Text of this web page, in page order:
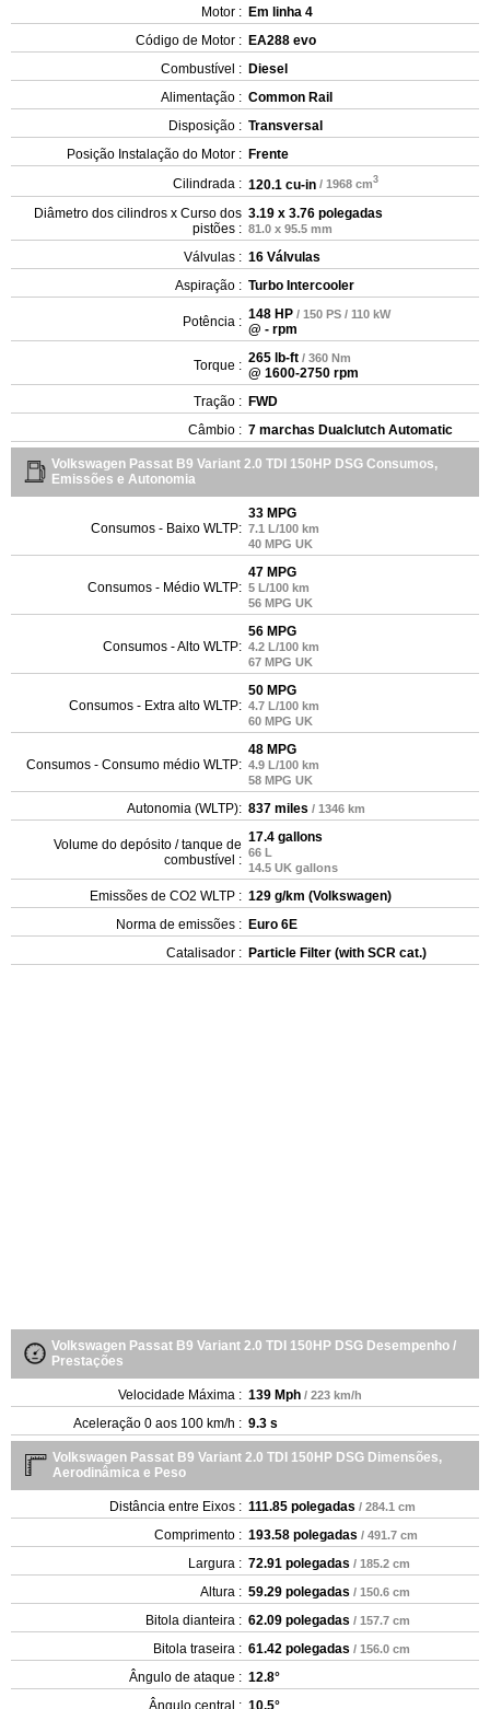
Motor : Em linha 4
Código de Motor : EA288 evo
Combustível : Diesel
Alimentação : Common Rail
Disposição : Transversal
Posição Instalação do Motor : Frente
Cilindrada : 120.1 cu-in / 1968 cm3
Diâmetro dos cilindros x Curso dos
pistões :
3.19 x 3.76 polegadas
81.0 x 95.5 mm
Válvulas : 16 Válvulas
Aspiração : Turbo Intercooler
Potência : 148 HP / 150 PS / 110 kW
@ - rpm
Torque : 265 lb-ft / 360 Nm
@ 1600-2750 rpm
Tração : FWD
Câmbio : 7 marchas Dualclutch Automatic
Volkswagen Passat B9 Variant 2.0 TDI 150HP DSG Consumos,
Emissões e Autonomia
Consumos - Baixo WLTP:
33 MPG
7.1 L/100 km
40 MPG UK
Consumos - Médio WLTP:
47 MPG
5 L/100 km
56 MPG UK
Consumos - Alto WLTP:
56 MPG
4.2 L/100 km
67 MPG UK
Consumos - Extra alto WLTP:
50 MPG
4.7 L/100 km
60 MPG UK
Consumos - Consumo médio WLTP:
48 MPG
4.9 L/100 km
58 MPG UK
Autonomia (WLTP): 837 miles / 1346 km
Volume do depósito / tanque de
combustível :
17.4 gallons
66 L
14.5 UK gallons
Emissões de CO2 WLTP : 129 g/km (Volkswagen)
Norma de emissões : Euro 6E
Catalisador : Particle Filter (with SCR cat.)
Volkswagen Passat B9 Variant 2.0 TDI 150HP DSG Desempenho /
Prestações
Velocidade Máxima : 139 Mph / 223 km/h
Aceleração 0 aos 100 km/h : 9.3 s
Volkswagen Passat B9 Variant 2.0 TDI 150HP DSG Dimensões,
Aerodinâmica e Peso
Distância entre Eixos : 111.85 polegadas / 284.1 cm
Comprimento : 193.58 polegadas / 491.7 cm
Largura : 72.91 polegadas / 185.2 cm
Altura : 59.29 polegadas / 150.6 cm
Bitola dianteira : 62.09 polegadas / 157.7 cm
Bitola traseira : 61.42 polegadas / 156.0 cm
Ângulo de ataque : 12.8°
Ângulo central : 10.5°